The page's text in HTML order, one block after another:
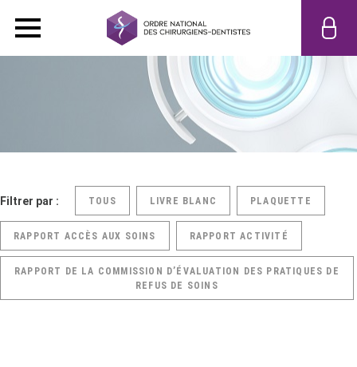
Filtrer par : TOUS LIVRE BLANC PLAQUETTE
RAPPORT ACCÈS AUX SOINS RAPPORT ACTIVITÉ
RAPPORT DE LA COMMISSION D’ÉVALUATION DES PRATIQUES DE
REFUS DE SOINS